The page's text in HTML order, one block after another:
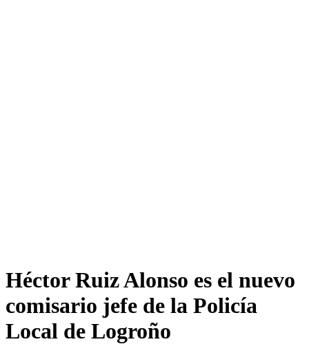
Héctor Ruiz Alonso es el nuevo
comisario jefe de la Policía
Local de Logroño